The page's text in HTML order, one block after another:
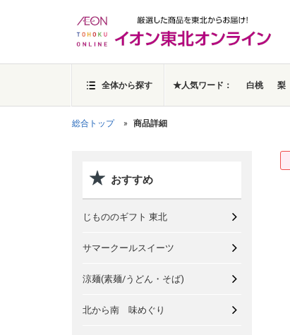
全体から探す ★人気ワード： 白桃 梨
総合トップ 商品詳細
おすすめ
じもののギフト 東北
サマークールスイーツ
涼麺(素麺/うどん・そば)
北から南 味めぐり